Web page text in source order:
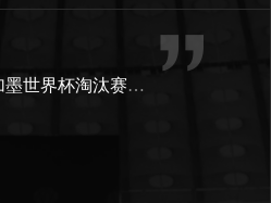
“三国争锋与新纪元：美加墨世界杯淘汰赛版图重构”